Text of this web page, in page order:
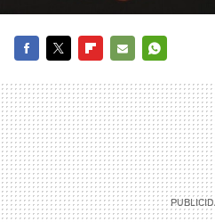
MAIL